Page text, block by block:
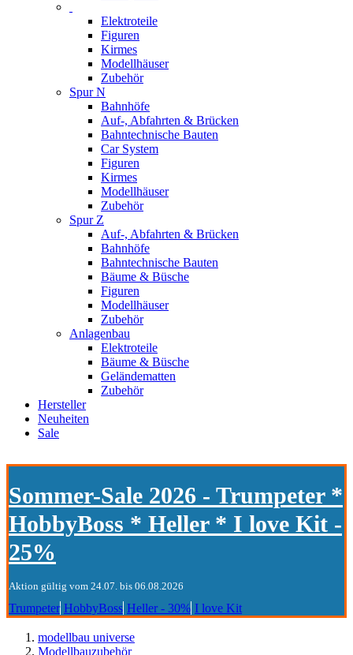
Elektroteile
Figuren
Kirmes
Modellhäuser
Zubehör
Spur N
Bahnhöfe
Auf-, Abfahrten & Brücken
Bahntechnische Bauten
Car System
Figuren
Kirmes
Modellhäuser
Zubehör
Spur Z
Auf-, Abfahrten & Brücken
Bahnhöfe
Bahntechnische Bauten
Bäume & Büsche
Figuren
Modellhäuser
Zubehör
Anlagenbau
Elektroteile
Bäume & Büsche
Geländematten
Zubehör
Hersteller
Neuheiten
Sale
Sommer-Sale 2026 - Trumpeter *
HobbyBoss * Heller * I love Kit -
25%
Aktion gültig vom 24.07. bis 06.08.2026
Trumpeter HobbyBoss Heller - 30% I love Kit
modellbau universe
Modellbauzubehör